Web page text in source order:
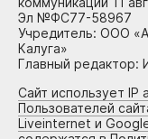
Эл №ФС77-58967
Учредитель: ООО
Калуга»
Главный редактор:
Сайт использует IP
Пользователей
Liveinternet и